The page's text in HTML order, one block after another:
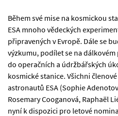
Během své mise na kosmickou
ESA mnoho vědeckých
připravených v Evropě. Dále se
výzkumu, podílet se na
do operačních a údržbářských
kosmické stanice. Všichni
astronautů ESA (Sophie
Rosemary Cooganová, Raphaël
nyní k dispozici pro letové